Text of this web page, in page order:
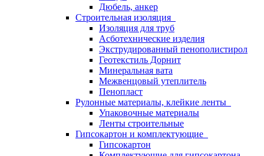
Дюбель, анкер
Строительная изоляция
Изоляция для труб
Асботехнические изделия
Экструдированный пенополистирол
Геотекстиль Дорнит
Минеральная вата
Межвенцовый утеплитель
Пенопласт
Рулонные материалы, клейкие ленты
Упаковочные материалы
Ленты строительные
Гипсокартон и комплектующие
Гипсокартон